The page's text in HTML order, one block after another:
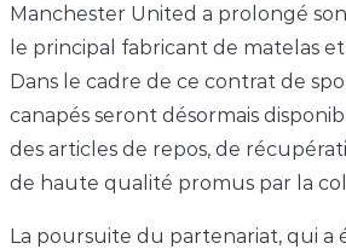
Manchester United a prolongé
le principal fabricant de matelas et
Dans le cadre de ce contrat de
canapés seront désormais
des articles de repos, de
de haute qualité promus par la
La poursuite du partenariat, qui a